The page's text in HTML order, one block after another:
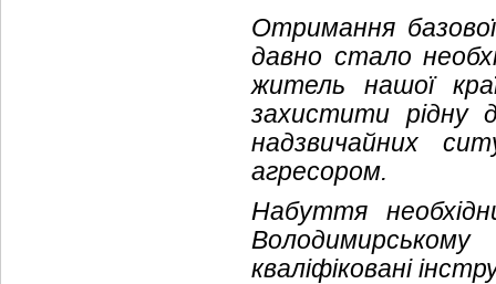
Отримання
давно стало
житель нашої
захистити рідну
надзвичайних
агресором.
Набуття
кваліфіковані